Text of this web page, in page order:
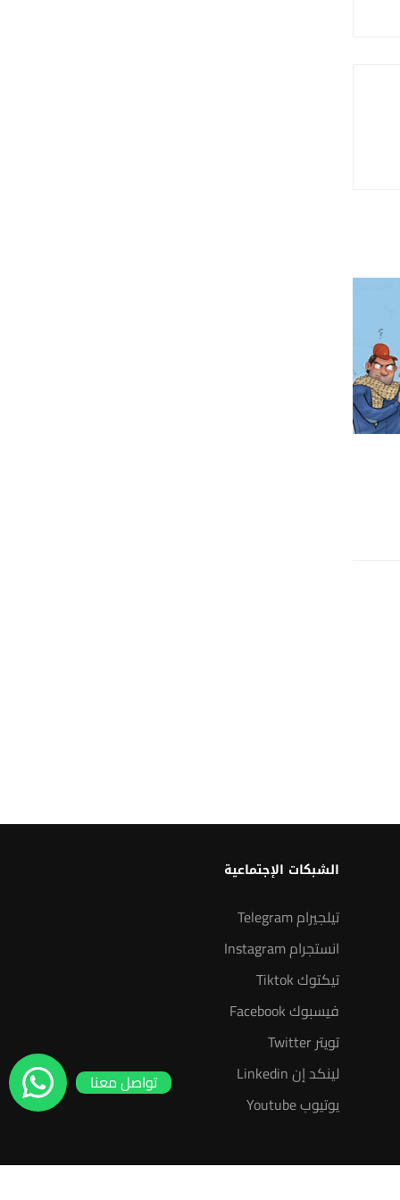
الشبكات الإجتماعية
تيلجيرام Telegram
انستجرام Instagram
تيكتوك Tiktok
فيسبوك Facebook
تويتر Twitter
لينكد إن Linkedin
يوتيوب Youtube
تواصل معنا